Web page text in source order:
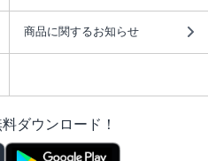
商品に関するお知らせ
ダウンロード！